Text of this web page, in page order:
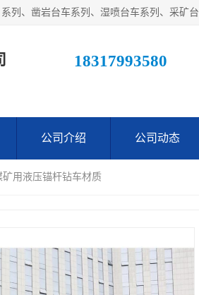
18317993580
公司介绍 公司动态
用液压锚杆钻车材质